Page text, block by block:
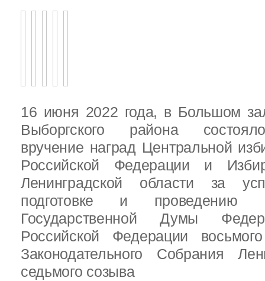
16 июня 2022 года, в Большом
Выборгского района
вручение наград Центральной
Российской Федерации и
Ленинградской области за
подготовке и проведению
Государственной Думы
Российской Федерации
Законодательного Собрания
седьмого созыва